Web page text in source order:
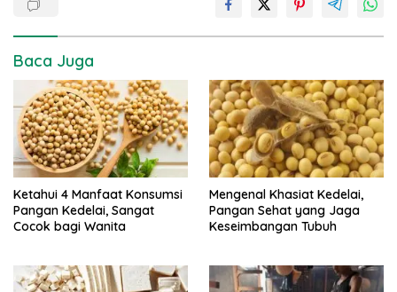
Baca Juga
Ketahui 4 Manfaat Konsumsi
Pangan Kedelai, Sangat
Cocok bagi Wanita
Mengenal Khasiat Kedelai,
Pangan Sehat yang Jaga
Keseimbangan Tubuh